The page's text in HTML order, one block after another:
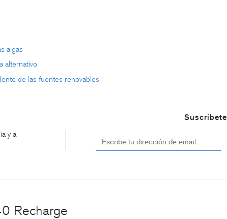
algas
alternativo
de las fuentes renovables
y a
Suscríbete
Recharge